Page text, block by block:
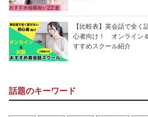
【比較表】英会話で全く
心者向け！ オンライン
すすめスクール紹介
話題のキーワード